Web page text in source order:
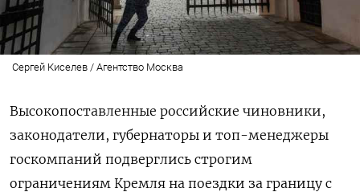
Сергей Киселев / Агентство Москва
Высокопоставленные российские чиновники,
законодатели, губернаторы и топ-менеджеры
госкомпаний подверглись строгим
ограничениям Кремля на поездки за границу с